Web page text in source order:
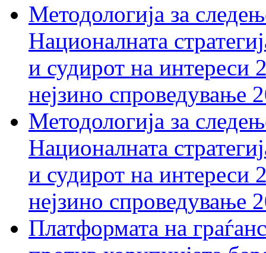
Методологија за
Националната
и судирот на интереси
нејзино спроведување
Методологија за
Националната
и судирот на интереси
нејзино спроведување
Платформата на